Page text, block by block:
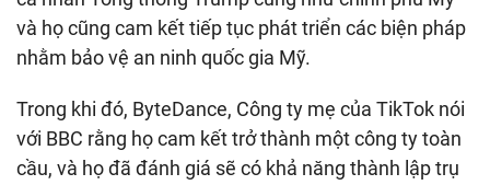
và họ cũng cam kết tiếp tục phát triển các biện pháp
nhằm bảo vệ an ninh quốc gia Mỹ.
Trong khi đó, ByteDance, Công ty mẹ của TikTok nói
với BBC rằng họ cam kết trở thành một công ty toàn
cầu, và họ đã đánh giá sẽ có khả năng thành lập trụ